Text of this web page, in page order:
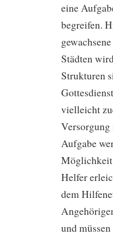
eine
begreifen.
Städten
Strukturen
vielleicht
Aufgabe
Möglichkeit
Helfer
dem
und